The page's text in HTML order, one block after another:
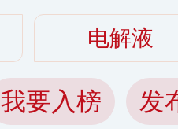
电解液
我要入榜 发